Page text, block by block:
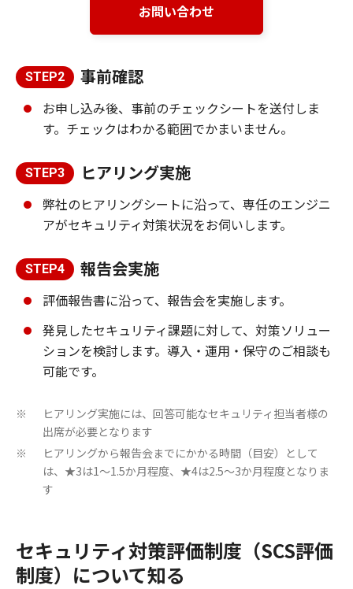
お問い合わせ
STEP2 事前確認
お申し込み後、事前のチェックシートを送付しま
す。チェックはわかる範囲でかまいません。
STEP3 ヒアリング実施
弊社のヒアリングシートに沿って、専任のエンジニ
アがセキュリティ対策状況をお伺いします。
STEP4 報告会実施
評価報告書に沿って、報告会を実施します。
発見したセキュリティ課題に対して、対策ソリュー
ションを検討します。導入・運用・保守のご相談も
可能です。
※
ヒアリング実施には、回答可能なセキュリティ担当者様の
出席が必要となります
※
ヒアリングから報告会までにかかる時間（目安）として
は、★3は1～1.5か月程度、★4は2.5～3か月程度となりま
す
セキュリティ対策評価制度（SCS評価
制度）について知る